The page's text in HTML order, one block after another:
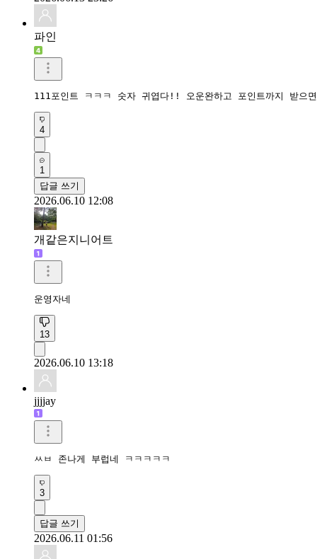
파인
111포인트 ㅋㅋㅋ 숫자 귀엽다!! 오운완하고 포인트까지 받
4
1
답글 쓰기
2026.06.10 12:08
개같은지니어트
운영자네
13
2026.06.10 13:18
jjjjay
ㅆㅂ 존나게 부럽네 ㅋㅋㅋㅋㅋ
3
답글 쓰기
2026.06.11 01:56